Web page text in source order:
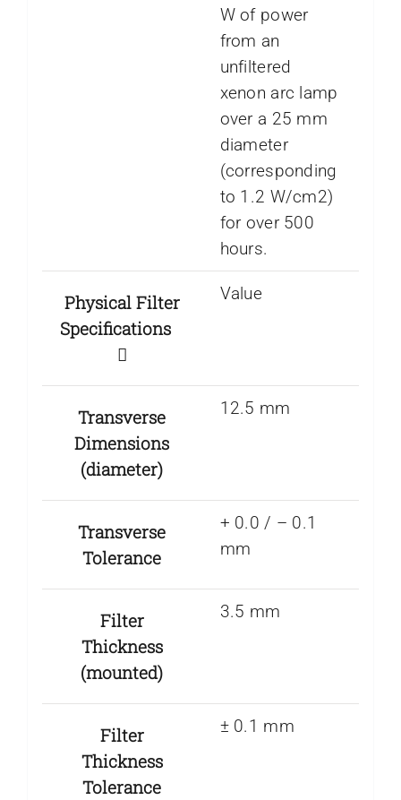
W of power
from an
unfiltered
xenon arc lamp
over a 25 mm
diameter
(corresponding
to 1.2 W/cm2)
for over 500
hours.
Physical Filter
Specifications
Value
Transverse
Dimensions
(diameter)
12.5 mm
Transverse
Tolerance
+ 0.0 / – 0.1
mm
Filter
Thickness
(mounted)
3.5 mm
Filter
Thickness
Tolerance
± 0.1 mm